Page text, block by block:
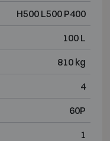
H500 L500 P400
100 L
810 kg
4
60P
1